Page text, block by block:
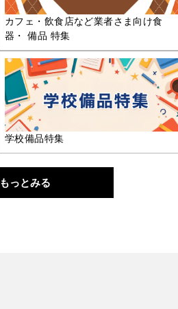
カフェ・飲食店など業者さま向け食
器・ 備品 特集
学校備品特集
もっとみる